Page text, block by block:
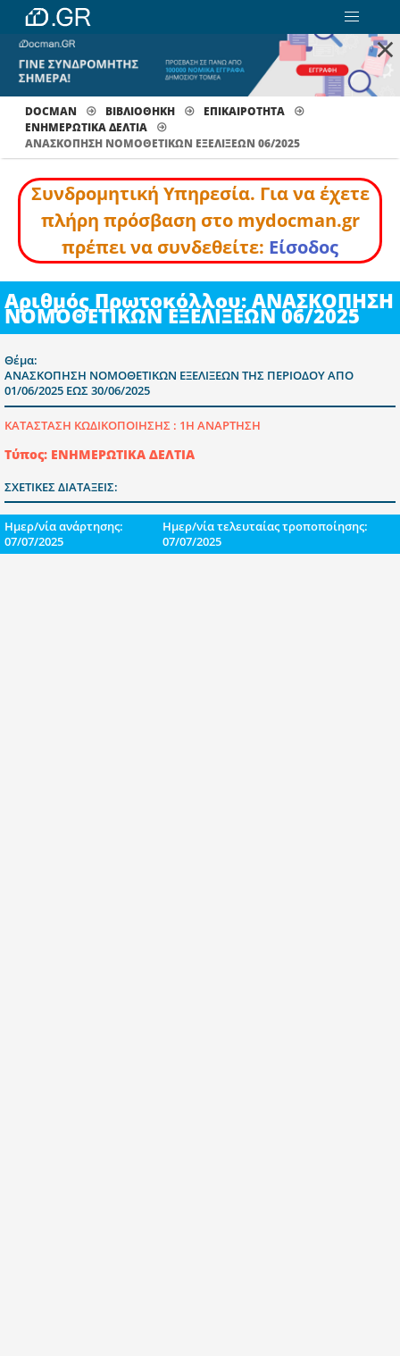
×
DOCMAN ΒΙΒΛΙΟΘΗΚΗ
ΕΠΙΚΑΙΡΟΤΗΤΑ
ΕΝΗΜΕΡΩΤΙΚΆ ΔΕΛΤΊΑ
ΑΝΑΣΚΟΠΗΣΗ ΝΟΜΟΘΕΤΙΚΩΝ ΕΞΕΛΙΞΕΩΝ 06/2025
Συνδρομητική Υπηρεσία. Για να έχετε
πλήρη πρόσβαση στο mydocman.gr
πρέπει να συνδεθείτε: Είσοδος
Αριθμός Πρωτοκόλλου: ΑΝΑΣΚΟΠΗΣΗ
ΝΟΜΟΘΕΤΙΚΩΝ ΕΞΕΛΙΞΕΩΝ 06/2025
Θέμα:
ΑΝΑΣΚΟΠΗΣΗ ΝΟΜΟΘΕΤΙΚΩΝ ΕΞΕΛΙΞΕΩΝ ΤΗΣ ΠΕΡΙΟΔΟΥ ΑΠΟ
01/06/2025 ΕΩΣ 30/06/2025
ΚΑΤΑΣΤΑΣΗ ΚΩΔΙΚΟΠΟΙΗΣΗΣ : 1Η ΑΝΑΡΤΗΣΗ
Τύπος: ΕΝΗΜΕΡΩΤΙΚΑ ΔΕΛΤΙΑ
ΣΧΕΤΙΚΕΣ ΔΙΑΤΑΞΕΙΣ:
Ημερ/νία ανάρτησης:
07/07/2025
Ημερ/νία τελευταίας τροποποίησης:
07/07/2025